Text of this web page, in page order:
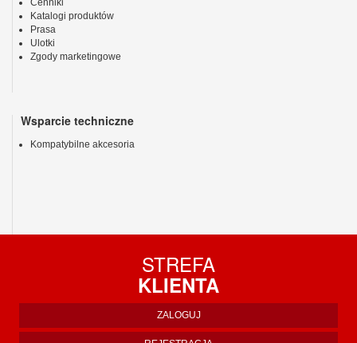
Cenniki
Katalogi produktów
Prasa
Ulotki
Zgody marketingowe
Wsparcie techniczne
Kompatybilne akcesoria
STREFA
KLIENTA
ZALOGUJ